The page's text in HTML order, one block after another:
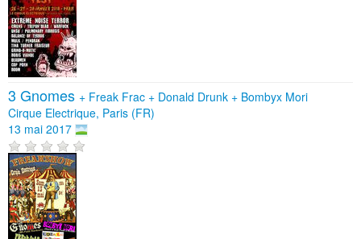
3 Gnomes + Freak Frac + Donald Drunk + Bombyx Mori
Cirque Electrique, Paris (FR)
13 mai 2017